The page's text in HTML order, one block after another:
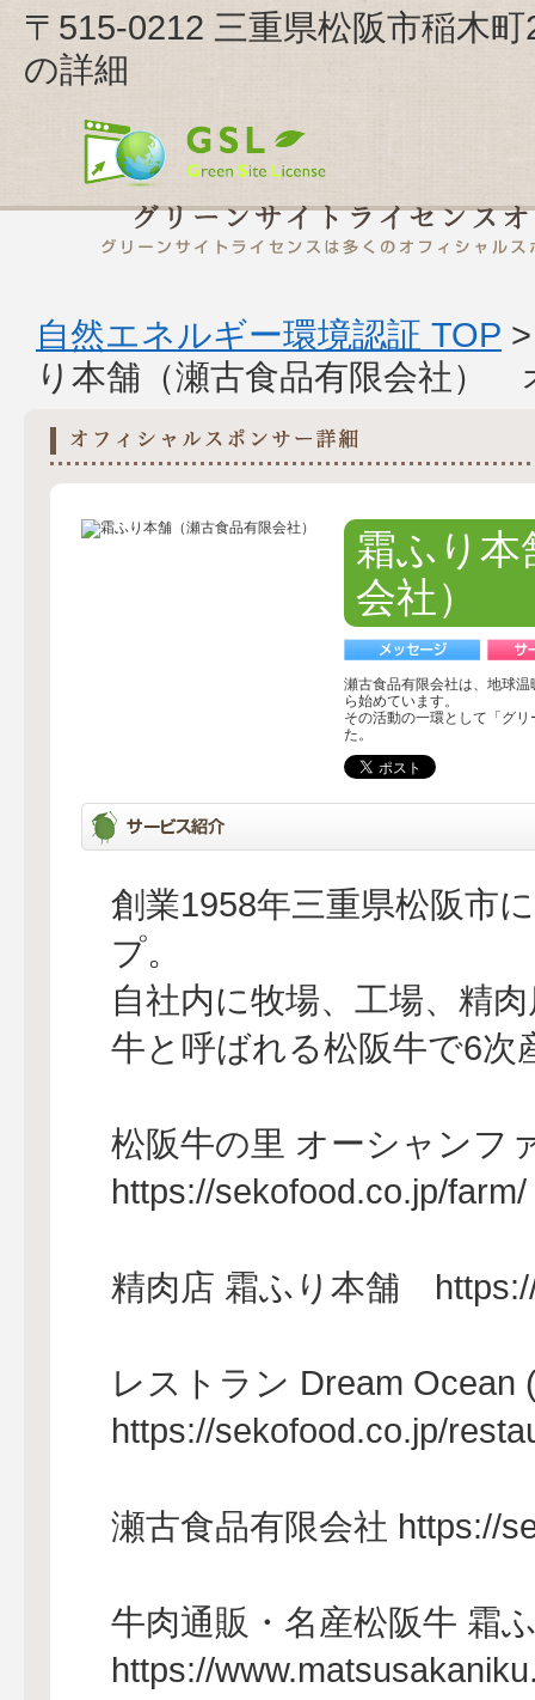
〒515-0212 三重県松阪市稲木
の詳細
自然エネルギー環境認証 TOP
り本舗（瀬古食品有限会社）
霜ふり本
会社）
瀬古食品有限会社は、地球
ら始めています。
その活動の一環として「グ
た。
創業1958年三重県松阪市
プ。
自社内に牧場、工場、精
牛と呼ばれる松阪牛で6次
松阪牛の里 オーシャン
https://sekofood.co.jp/farm/
精肉店 霜ふり本舗
レストラン Dream
https://sekofood.co.jp/
瀬古食品有限会社 https://
牛肉通販・名産松阪牛
https://